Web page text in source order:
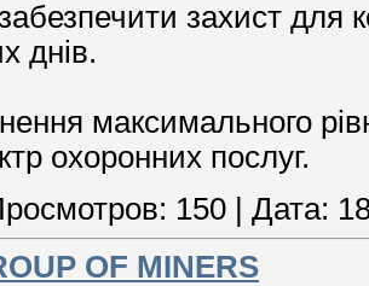
захист для
днів.
максимального
охоронних послуг.
150 Дата:
OF MINERS